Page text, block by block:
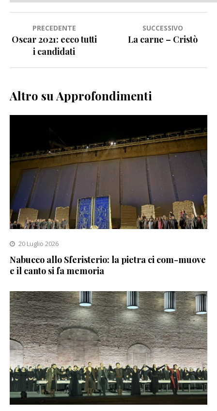
Navigazione
articoli
PRECEDENTE
Oscar 2021: ecco tutti
i candidati
SUCCESSIVO
La carne – Cristò
Altro su Approfondimenti
20 Luglio 2026
Nabucco allo Sferisterio: la pietra ci com-muove
e il canto si fa memoria